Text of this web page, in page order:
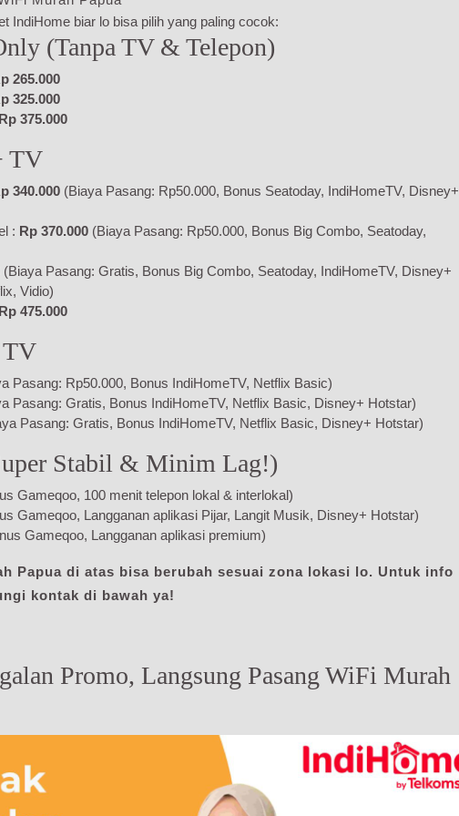
IndiHome biar lo bisa pilih yang paling cocok:
(Tanpa TV & Telepon)
265.000
325.000
Rp 375.000
TV
340.000 (Biaya Pasang: Rp50.000, Bonus Seatoday, IndiHomeTV, Disney+
: Rp 370.000 (Biaya Pasang: Rp50.000, Bonus Big Combo, Seatoday,
(Biaya Pasang: Gratis, Bonus Big Combo, Seatoday, IndiHomeTV, Disney+
Vidio)
Rp 475.000
Pasang: Rp50.000, Bonus IndiHomeTV, Netflix Basic)
Pasang: Gratis, Bonus IndiHomeTV, Netflix Basic, Disney+ Hotstar)
Pasang: Gratis, Bonus IndiHomeTV, Netflix Basic, Disney+ Hotstar)
Stabil & Minim Lag!)
Gameqoo, 100 menit telepon lokal & interlokal)
Gameqoo, Langganan aplikasi Pijar, Langit Musik, Disney+ Hotstar)
Gameqoo, Langganan aplikasi premium)
Papua di atas bisa berubah sesuai zona lokasi lo. Untuk info
kontak di bawah ya!
Promo, Langsung Pasang WiFi Murah